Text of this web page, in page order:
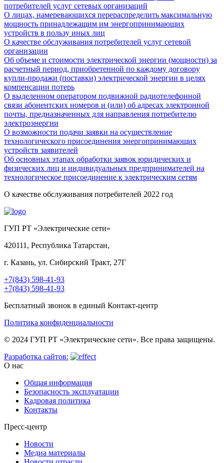
потребителей услуг сетевых организаций
О лицах, намеревающихся перераспределить максимальную
мощность принадлежащим им энергопринимающих
устройств в пользу иных лиц
О качестве обслуживания потребителей услуг сетевой
организации
Об объеме и стоимости электрической энергии (мощности) за
расчетный период, приобретенной по каждому договору
купли-продажи (поставки) электрической энергии в целях
компенсации потерь
О выделенном оператором подвижной радиотелефонной
связи абонентских номеров и (или) об адресах электронной
почты, предназначенных для направления потребителю
электроэнергии
О возможности подачи заявки на осуществление
технологического присоединения энергопринимающих
устройств заявителей
Об основных этапах обработки заявок юридических и
физических лиц и индивидуальных предпринимателей на
технологическое присоединение к электрическим сетям
О качестве обслуживания потребителей 2022 год
ГУП РТ «Электрические сети»
420111, Республика Татарстан,
г. Казань, ул. Сибирский Тракт, 27Г
+7(843) 598-41-93
+7(843) 598-41-93
Бесплатный звонок в единый Контакт-центр
Политика конфиденциальности
© 2024 ГУП РТ «Электрические сети». Все права защищены.
Разработка сайтов:
О нас
Общая информация
Безопасность эксплуатации
Кадровая политика
Контакты
Пресс-центр
Новости
Медиа материалы